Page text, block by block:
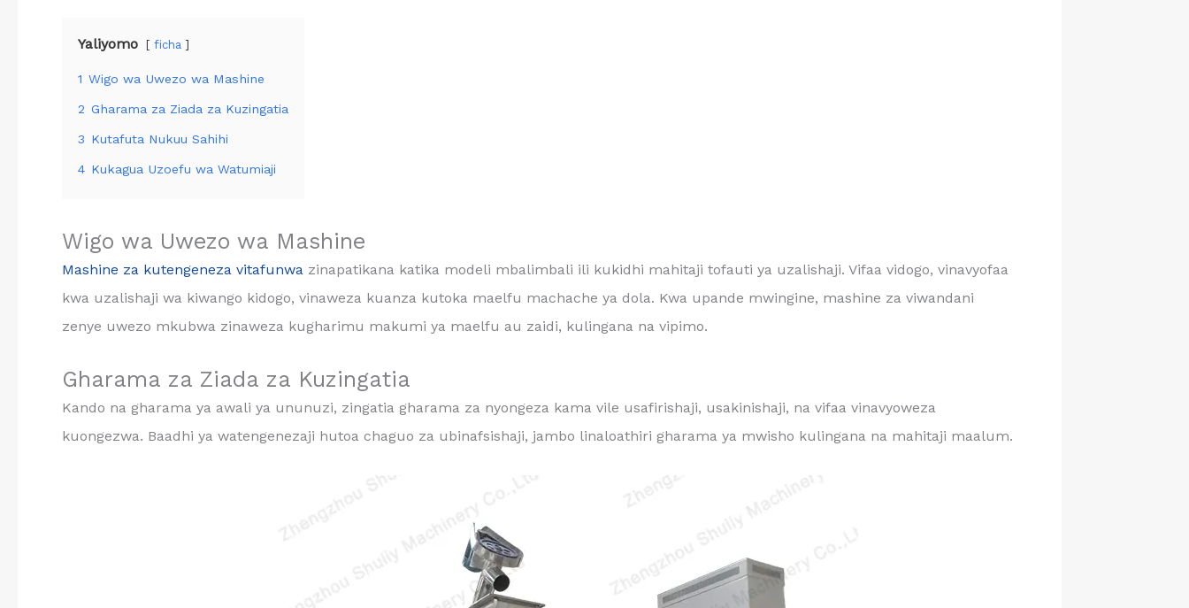
Yaliyomo ficha
1 Wigo wa Uwezo wa Mashine
2 Gharama za Ziada za Kuzingatia
3 Kutafuta Nukuu Sahihi
4 Kukagua Uzoefu wa Watumiaji
Wigo wa Uwezo wa Mashine
Mashine za kutengeneza vitafunwa zinapatikana katika modeli mbalimbali ili kukidhi mahitaji tofauti ya uzalishaji. Vifaa vidogo, vinavyofaa
kwa uzalishaji wa kiwango kidogo, vinaweza kuanza kutoka maelfu machache ya dola. Kwa upande mwingine, mashine za viwandani
zenye uwezo mkubwa zinaweza kugharimu makumi ya maelfu au zaidi, kulingana na vipimo.
Gharama za Ziada za Kuzingatia
Kando na gharama ya awali ya ununuzi, zingatia gharama za nyongeza kama vile usafirishaji, usakinishaji, na vifaa vinavyoweza
kuongezwa. Baadhi ya watengenezaji hutoa chaguo za ubinafsishaji, jambo linaloathiri gharama ya mwisho kulingana na mahitaji maalum.